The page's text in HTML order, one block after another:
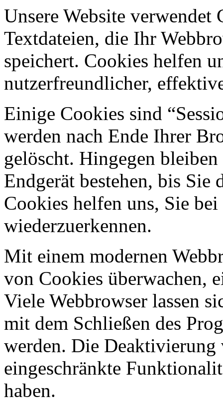
Unsere Website
Textdateien, die Ihr
speichert. Cookies helfen
nutzerfreundlicher,
Einige Cookies sind
werden nach Ende Ihrer
gelöscht. Hingegen
Endgerät bestehen, bis Sie
Cookies helfen uns, Sie
wiederzuerkennen.
Mit einem modernen
von Cookies überwachen,
Viele Webbrowser lassen
mit dem Schließen des
werden. Die Deaktivierung
eingeschränkte
haben.